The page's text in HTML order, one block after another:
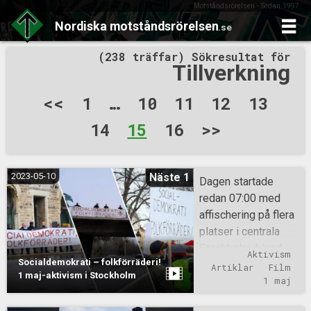
Motståndsrörelsen - Sedan 1997
Nordiska motståndsrörelsen.se
to
content
(238 träffar) Sökresultat för
Tillverkning
Sidnumrering
<< 1 … 10 11 12
13
14
15 16 >>
Socialdemokrati – folkförräderi!
1 maj-aktivism i Stockholm
2023-05-10 Näste 1
Dagen startade
redan 07:00 med
affischering på flera
platser i centrala
Stockholm, bland
annat i Humlegården
Aktivism
Artiklar
Film
1 maj